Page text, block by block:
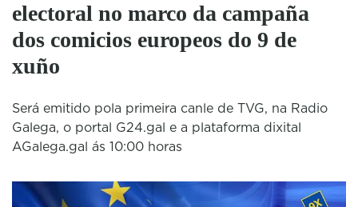
electoral no marco da campaña
dos comicios europeos do 9 de
xuño
Será emitido pola primeira canle de TVG, na Radio
Galega, o portal G24.gal e a plataforma dixital
AGalega.gal ás 10:00 horas